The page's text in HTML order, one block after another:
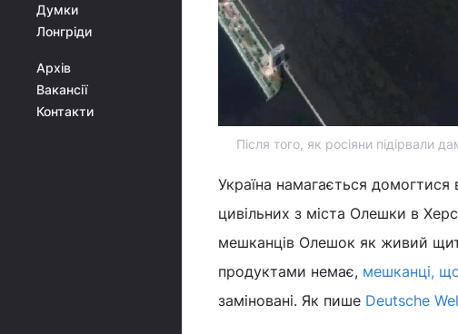
Думки
Лонгріди
Архів
Вакансії
Контакти
Після того, як росіяни підірвали
Україна намагається домогтися
цивільних з міста Олешки в
мешканців Олешок як живий
продуктами немає, мешканці,
заміновані. Як пише Deutsche